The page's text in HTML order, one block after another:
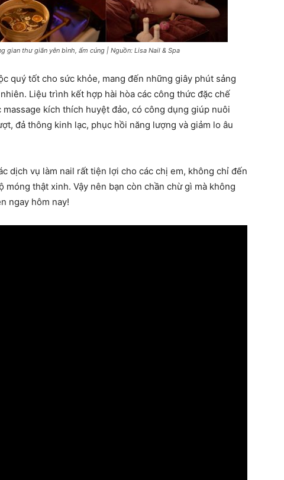
gian thư giãn yên bình, ấm cúng | Nguồn: Lisa Nail & Spa
quý tốt cho sức khỏe, mang đến những giây phút sảng
Liệu trình kết hợp hài hòa các công thức đặc chế
kích thích huyệt đảo, có công dụng giúp nuôi
đả thông kinh lạc, phục hồi năng lượng và giảm lo âu
dịch vụ làm nail rất tiện lợi cho các chị em, không chỉ đến
móng thật xinh. Vậy nên bạn còn chần chừ gì mà không
ngay hôm nay!